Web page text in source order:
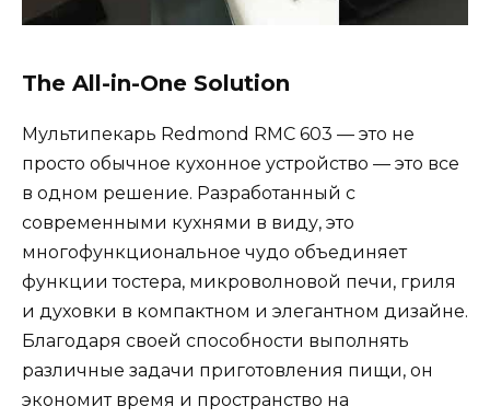
The All-in-One Solution
Мультипекарь Redmond RMC 603 — это не
просто обычное кухонное устройство — это все
в одном решение. Разработанный с
современными кухнями в виду, это
многофункциональное чудо объединяет
функции тостера, микроволновой печи, гриля
и духовки в компактном и элегантном дизайне.
Благодаря своей способности выполнять
различные задачи приготовления пищи, он
экономит время и пространство на